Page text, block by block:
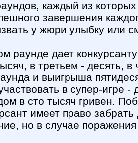
каждый из
завершения
у жюри улыбку или
раунде дает
в третьем - десять, в
и выигрыша
в супер-игре -
в сто тысяч гривен.
имеет право забрать
но в случае